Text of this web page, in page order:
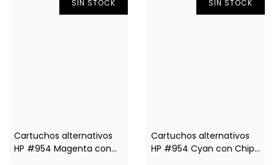
SIN STOCK
Cartuchos alternativos
HP #954 Magenta con
SIN STOCK
Cartuchos alternativos
HP #954 Cyan con Chip